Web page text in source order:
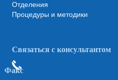
Отделения
Процедуры и методики
Связаться с консультантом
Факс